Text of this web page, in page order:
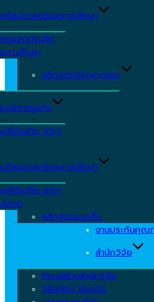
ศิลปศาสตร์และการศึกษา
ตรมหาบัณฑิต
การศึกษา
หลักสูตรปริญญาเอก
บริหารธุจกิจ
ฎีบัณฑิต สาขา
ศิลปศาสตร์และการศึกษา
ฎีบัณฑิต สาขา
ศึกษา
หลักสูตรระยะสั้น
งานประกันคุณ
สำนักวิจัย
โครงสร้างสำนักวิจัย
วิสัยทัศน์ พันธกิจ